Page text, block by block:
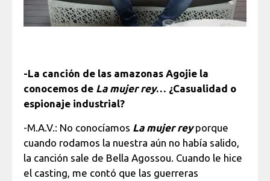
-La canción de las amazonas Agojie la
conocemos de La mujer rey… ¿Casualidad o
espionaje industrial?
-M.A.V.: No conocíamos La mujer reyporque
cuando rodamos la nuestra aún no había salido,
la canción sale de Bella Agossou. Cuando le hice
el casting, me contó que las guerreras